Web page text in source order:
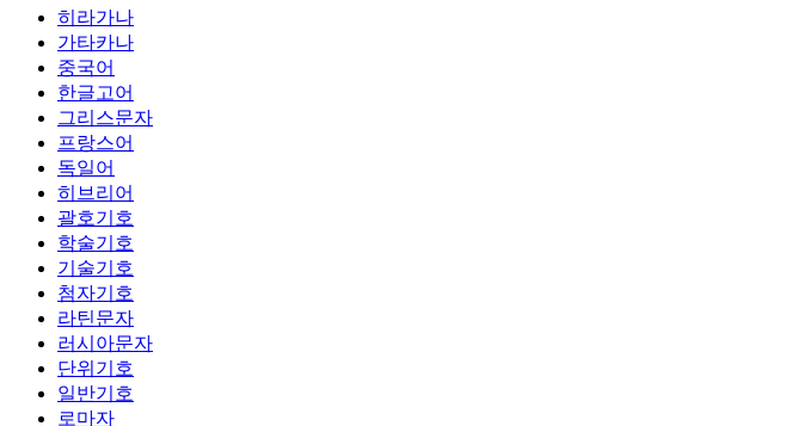
히라가나
가타카나
중국어
한글고어
그리스문자
프랑스어
독일어
히브리어
괄호기호
학술기호
기술기호
첨자기호
라틴문자
러시아문자
단위기호
일반기호
로마자